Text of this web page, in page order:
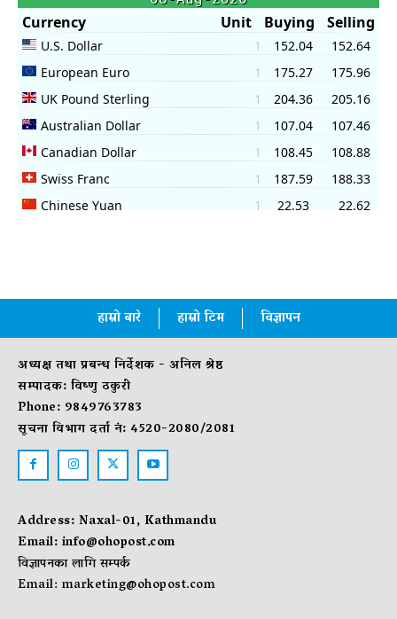
हाम्रो बारे हाम्रो टिम विज्ञापन
अध्यक्ष तथा प्रबन्ध निर्देशक - अनिल श्रेष्ठ
सम्पादक: विष्णु ठकुरी
Phone: 9849763783
सूचना विभाग दर्ता नं: 4520-2080/2081
Address: Naxal-01, Kathmandu
Email:info@ohopost.com
विज्ञापनका लागि सम्पर्क
Email:marketing@ohopost.com